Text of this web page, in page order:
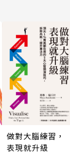
做對大腦練習，
表現就升級